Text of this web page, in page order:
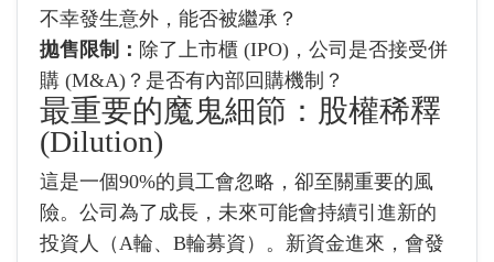
不幸發生意外，能否被繼承？
拋售限制： 除了上市櫃 (IPO)，公司是否接受併
購 (M&A)？是否有內部回購機制？
最重要的魔鬼細節：股權稀釋
(Dilution)
這是一個90%的員工會忽略，卻至關重要的風
險。公司為了成長，未來可能會持續引進新的
投資人（A輪、B輪募資）。新資金進來，會發